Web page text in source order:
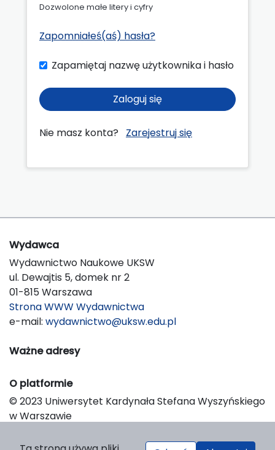
Dozwolone małe litery i cyfry
Zapomniałeś(aś) hasła?
Zapamiętaj nazwę użytkownika i hasło
Zaloguj się
Nie masz konta? Zarejestruj się
Wydawca
Wydawnictwo Naukowe UKSW
ul. Dewajtis 5, domek nr 2
01-815 Warszawa
Strona WWW Wydawnictwa
e-mail: wydawnictwo@uksw.edu.pl
Ważne adresy
O platformie
© 2023 Uniwersytet Kardynała Stefana Wyszyńskiego
w Warszawie
Platform & Workflow by OJS/PKP